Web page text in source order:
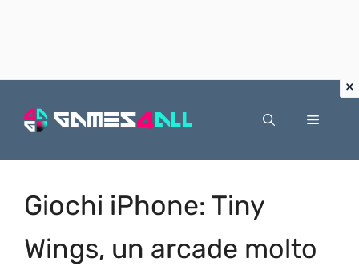
Menu
Giochi iPhone: Tiny
Wings, un arcade molto